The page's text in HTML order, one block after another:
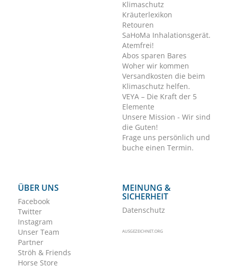
Klimaschutz
Kräuterlexikon
Retouren
SaHoMa Inhalationsgerät.
Atemfrei!
Abos sparen Bares
Woher wir kommen
Versandkosten die beim
Klimaschutz helfen.
VEYA – Die Kraft der 5
Elemente
Unsere Mission - Wir sind
die Guten!
Frage uns persönlich und
buche einen Termin.
ÜBER UNS
Facebook
Twitter
Instagram
Unser Team
Partner
Ströh & Friends
Horse Store
MEINUNG &
SICHERHEIT
Datenschutz
AUSGEZEICHNET.ORG